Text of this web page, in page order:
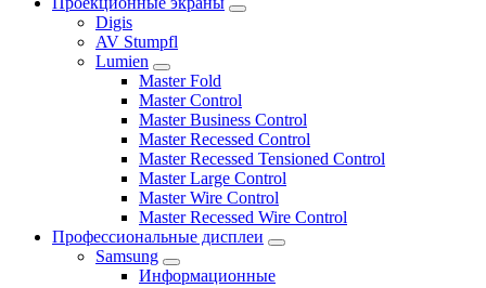
Digis
AV Stumpfl
Lumien
Master Fold
Master Control
Master Business Control
Master Recessed Control
Master Recessed Tensioned Control
Master Large Control
Master Wire Control
Master Recessed Wire Control
Профессиональные дисплеи
Samsung
Информационные